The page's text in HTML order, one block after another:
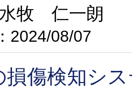
牧 仁一朗
2024/08/07
損傷検知シ